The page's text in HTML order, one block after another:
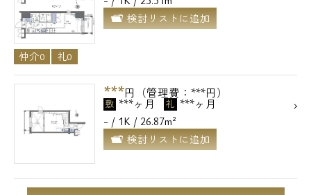
検討リストに追加
仲介0 礼0
***円（管理費：***円）
敷 ***ヶ月 礼 ***ヶ月
- / 1K / 26.87m²
検討リストに追加